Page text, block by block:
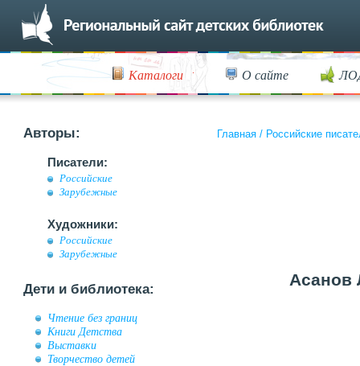
Каталоги О сайте
Авторы:
Писатели:
Российские
Зарубежные
Художники:
Российские
Зарубежные
Дети и библиотека:
Чтение без границ
Книги Детства
Выставки
Творчество детей
Главная / Российские
Асанов